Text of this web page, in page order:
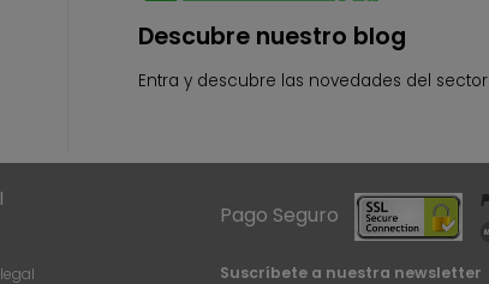
Descubre nuestro blog
Entra y descubre las novedades del sector
Pago Seguro
Suscríbete a nuestra newsletter